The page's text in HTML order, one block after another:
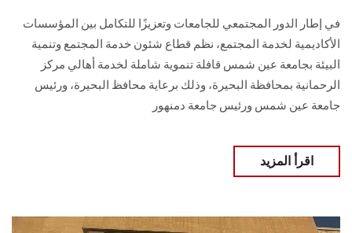
في إطار الدور المجتمعي للجامعات وتعزيزًا للتكامل بين المؤسسات
الأكاديمية لخدمة المجتمع، نظم قطاع شئون خدمة المجتمع وتنمية
البيئة بجامعة عين شمس قافلة تنموية شاملة لخدمة أهالي مركز
الرحمانية بمحافظة البحيرة، وذلك برعاية محافظ البحيرة، ورئيس
جامعة عين شمس ورئيس جامعة دمنهور
اقرأ المزيد